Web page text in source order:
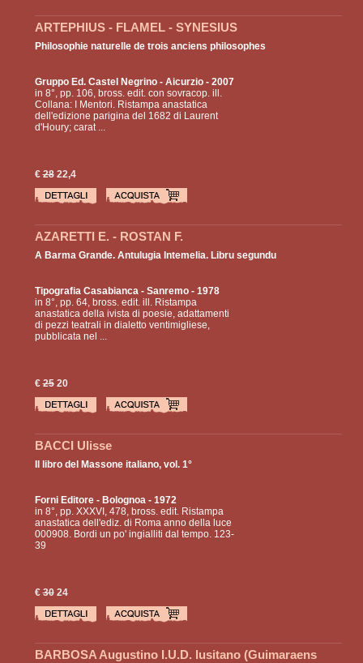
ARTEPHIUS - FLAMEL - SYNESIUS
Philosophie naturelle de trois anciens philosophes
Gruppo Ed. Castel Negrino- Aicurzio - 2007
in 8°, pp. 106, bross. edit. con sovracop. ill.
Collana: I Mentori. Ristampa anastatica
dell'edizione parigina del 1682 di Laurent
d'Houry; carat ...
€2822,4
AZARETTI E. - ROSTAN F.
A Barma Grande. Antulugia Intemelia. Libru segundu
Tipografia Casabianca- Sanremo - 1978
in 8°, pp. 64, bross. edit. ill. Ristampa
anastatica della ivista di poesie, adattamenti
di pezzi teatrali in dialetto ventimigliese,
pubblicata nel ...
€2520
BACCI Ulisse
Il libro del Massone italiano, vol. 1°
Forni Editore- Bolognoa - 1972
in 8°, pp. XXXVI, 478, bross. edit. Ristampa
anastatica dell'ediz. di Roma anno della luce
000908. Bordi un po' ingialliti dal tempo. 123-
39
€3024
BARBOSA Augustino I.U.D. lusitano (Guimaraens